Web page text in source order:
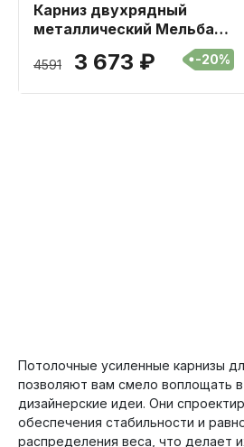
Карниз двухрядный
металлический Мельба
Сатин 16мм длиной 360
см
4591 3 673 ₽ -20%
Потолочные усиленные карнизы
позволяют вам смело воплощать
дизайнерские идеи. Они
обеспечения стабильности и
распределения веса, что делает